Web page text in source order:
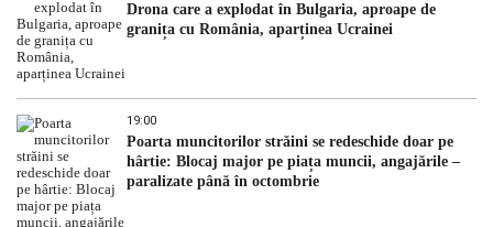
Drona care a explodat în Bulgaria, aproape de
granița cu România, aparținea Ucrainei
19:00
Poarta muncitorilor străini se redeschide doar pe
hârtie: Blocaj major pe piața muncii, angajările –
paralizate până în octombrie